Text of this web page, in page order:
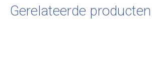
Gerelateerde producten